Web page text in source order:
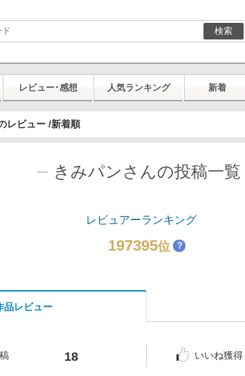
検索
レビュー･感想 人気ランキング 新着
レビュー /新着順
きみパンさんの投稿一覧
レビュアーランキング
197395位 ？
品レビュー
18 いいね獲得